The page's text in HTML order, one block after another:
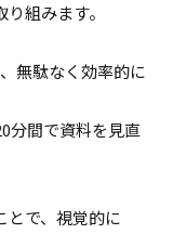
組みます。
無駄なく効率的に
分間で資料を見直
で、視覚的に